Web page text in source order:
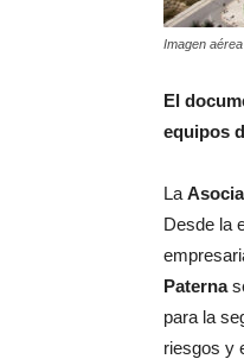
Imagen
El
equipos
La
Desde la
Paterna
para la
riesgos y